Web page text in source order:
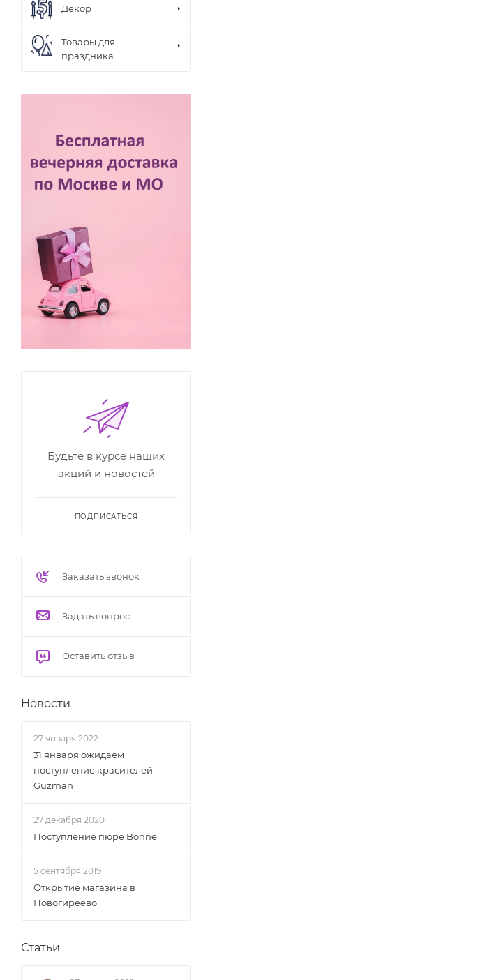
Декор
Товары для
праздника
Будьте в курсе наших
акций и новостей
ПОДПИСАТЬСЯ
Заказать звонок
Задать вопрос
Оставить отзыв
Новости
27 января 2022
31 января ожидаем
поступление красителей
Guzman
27 декабря 2020
Поступление пюре Bonne
5 сентября 2019
Открытие магазина в
Новогиреево
Статьи